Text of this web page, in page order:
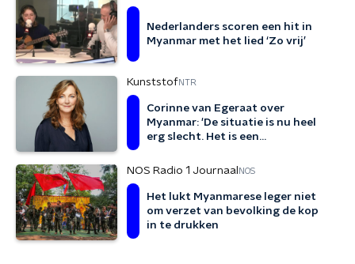
Nederlanders scoren een hit in
Myanmar met het lied ‘Zo vrij’
KunststofNTR
Corinne van Egeraat over
Myanmar: 'De situatie is nu heel
erg slecht. Het is een
NOS Radio 1 Journaal NOS
Het lukt Myanmarese leger niet
om verzet van bevolking de kop
in te drukken